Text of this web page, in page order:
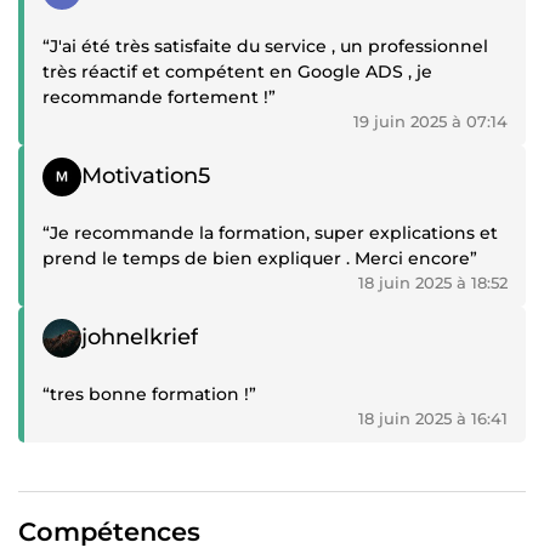
“J'ai été très satisfaite du service , un professionnel
très réactif et compétent en Google ADS , je
recommande fortement !”
19 juin 2025 à 07:14
Témoignage positif
Motivation5
“Je recommande la formation, super explications et
prend le temps de bien expliquer . Merci encore”
18 juin 2025 à 18:52
Témoignage positif
johnelkrief
“tres bonne formation !”
18 juin 2025 à 16:41
Compétences